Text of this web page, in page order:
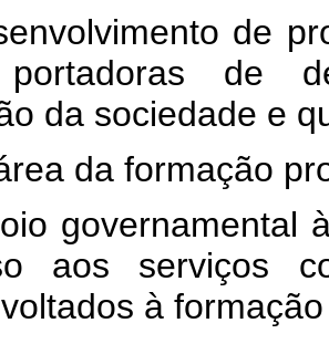
de
portadoras de
da sociedade e
da formação
governamental
aos serviços
à